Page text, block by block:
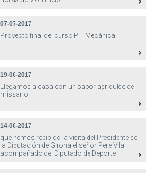
07-07-2017
Proyecto final del curso PFI Mecánica
19-06-2017
Llegamos a casa con un sabor agridulce de
missano.
14-06-2017
que hemos recibido la visita del Presidente de
la Diputación de Girona el señor Pere Vila
acompañado del Diputado de Deporte